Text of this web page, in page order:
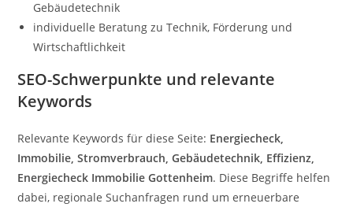
Gebäudetechnik
individuelle Beratung zu Technik, Förderung und
Wirtschaftlichkeit
SEO-Schwerpunkte und relevante
Keywords
Relevante Keywords für diese Seite: Energiecheck,
Immobilie, Stromverbrauch, Gebäudetechnik, Effizienz,
Energiecheck Immobilie Gottenheim. Diese Begriffe helfen
dabei, regionale Suchanfragen rund um erneuerbare